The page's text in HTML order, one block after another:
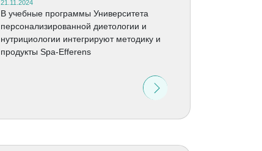
21.11.2024
В учебные программы Университета
персонализированной диетологии и
нутрициологии интегрируют методику и
продукты Spa-Efferens